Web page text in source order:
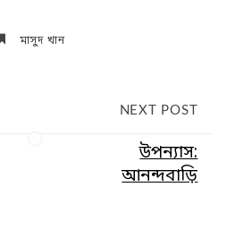
মাসুদ খান
NEXT POST
উপন্যাস:
আনন্দবাড়ি